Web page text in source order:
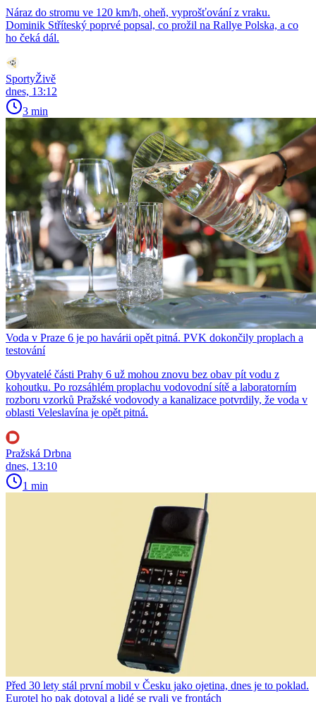
Náraz do stromu ve 120 km/h, oheň, vyprošťování z vraku.
Dominik Stříteský poprvé popsal, co prožil na Rallye Polska, a co
ho čeká dál.
SportyŽivě
dnes, 13:12
3 min
Voda v Praze 6 je po havárii opět pitná. PVK dokončily proplach a
testování
Obyvatelé části Prahy 6 už mohou znovu bez obav pít vodu z
kohoutku. Po rozsáhlém proplachu vodovodní sítě a laboratorním
rozboru vzorků Pražské vodovody a kanalizace potvrdily, že voda v
oblasti Veleslavína je opět pitná.
Pražská Drbna
dnes, 13:10
1 min
Před 30 lety stál první mobil v Česku jako ojetina, dnes je to poklad.
Eurotel ho pak dotoval a lidé se rvali ve frontách